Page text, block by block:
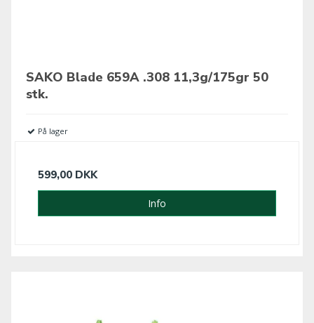
SAKO Blade 659A .308 11,3g/175gr 50
stk.
På lager
599,00 DKK
Info